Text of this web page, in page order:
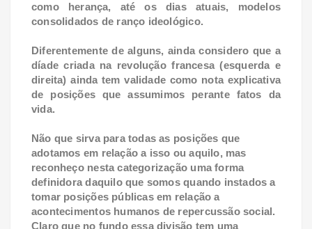
como herança, até os dias atuais, modelos
consolidados de ranço ideológico.
Diferentemente de alguns, ainda considero que a
díade criada na revolução francesa (esquerda e
direita) ainda tem validade como nota explicativa
de posições que assumimos perante fatos da
vida.
Não que sirva para todas as posições que
adotamos em relação a isso ou aquilo, mas
reconheço nesta categorização uma forma
definidora daquilo que somos quando instados a
tomar posições públicas em relação a
acontecimentos humanos de repercussão social.
Claro que no fundo essa divisão tem uma